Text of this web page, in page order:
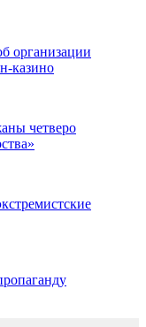
организации
казино
четверо